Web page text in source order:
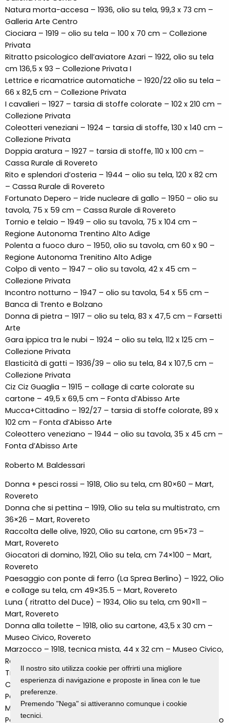
Natura morta-accesa – 1936, olio su tela, 99,3 x 73 cm –
Galleria Arte Centro
Ciociara – 1919 – olio su tela – 100 x 70 cm – Collezione
Privata
Ritratto psicologico dell’aviatore Azari – 1922, olio su tela
cm 136,5 x 93 – Collezione Privata I
Lettrice e ricamatrice automatiche – 1920/22 olio su tela –
66 x 82,5 cm – Collezione Privata
I cavalieri – 1927 – tarsia di stoffe colorate – 102 x 210 cm –
Collezione Privata
Coleotteri veneziani – 1924 – tarsia di stoffe, 130 x 140 cm –
Collezione Privata
Doppia aratura – 1927 – tarsia di stoffe, 110 x 100 cm –
Cassa Rurale di Rovereto
Rito e splendori d’osteria – 1944 – olio su tela, 120 x 82 cm
– Cassa Rurale di Rovereto
Fortunato Depero – Iride nucleare di gallo – 1950 – olio su
tavola, 75 x 59 cm – Cassa Rurale di Rovereto
Tornio e telaio – 1949 – olio su tavola, 75 x 104 cm –
Regione Autonoma Trentino Alto Adige
Polenta a fuoco duro – 1950, olio su tavola, cm 60 x 90 –
Regione Autonoma Trenitino Alto Adige
Colpo di vento – 1947 – olio su tavola, 42 x 45 cm –
Collezione Privata
Incontro notturno – 1947 – olio su tavola, 54 x 55 cm –
Banca di Trento e Bolzano
Donna di pietra – 1917 – olio su tela, 83 x 47,5 cm – Farsetti
Arte
Gara ippica tra le nubi – 1924 – olio su tela, 112 x 125 cm –
Collezione Privata
Elasticità di gatti – 1936/39 – olio su tela, 84 x 107,5 cm –
Collezione Privata
Ciz Ciz Guaglia – 1915 – collage di carte colorate su
cartone – 49,5 x 69,5 cm – Fonta d’Abisso Arte
Mucca+Cittadino – 192/27 – tarsia di stoffe colorate, 89 x
102 cm – Fonta d’Abisso Arte
Coleottero veneziano – 1944 – olio su tavola, 35 x 45 cm –
Fonta d’Abisso Arte
Roberto M. Baldessari
Donna + pesci rossi – 1918, Olio su tela, cm 80×60 – Mart,
Rovereto
Donna che si pettina – 1919, Olio su tela su multistrato, cm
36×26 – Mart, Rovereto
Raccolta delle olive, 1920, Olio su cartone, cm 95×73 –
Mart, Rovereto
Giocatori di domino, 1921, Olio su tela, cm 74×100 – Mart,
Rovereto
Paesaggio con ponte di ferro (La Sprea Berlino) – 1922, Olio
e collage su tela, cm 49×35.5 – Mart, Rovereto
Luna ( ritratto del Duce) – 1934, Olio su tela, cm 90×11 –
Mart, Rovereto
Donna alla toilette – 1918, olio su cartone, 43,5 x 30 cm –
Museo Civico, Rovereto
Marzocco – 1918, tecnica mista, 44 x 32 cm – Museo Civico,
Rovereto
Treno dei feriti – 1918, olio su tela, 70 x 150 cm – Museo
Civico, Rovereto
Pattuglia grigio-verde – 1918 – olio su tela – 80 x 65 cm –
Museo Civico, Rovereto
Ponte sul Tevere – 1919 – olio su tela – 70 x 150 cm – Museo
Il nostro sito utilizza cookie per offrirti una migliore
esperienza di navigazione e proposte in linea con le tue
preferenze.
Premendo "Nega" si attiveranno comunque i cookie
tecnici.